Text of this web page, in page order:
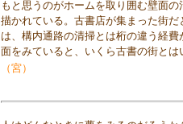
もと思うのがホームを取り囲む壁面
描かれている。古書店が集まった街
は、構内通路の清掃とは桁の違う経
面をみていると、いくら古書の街と
（宮）